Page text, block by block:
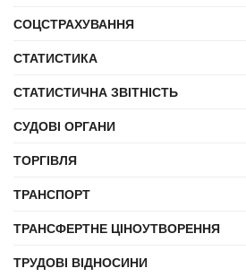
СОЦСТРАХУВАННЯ
СТАТИСТИКА
СТАТИСТИЧНА ЗВІТНІСТЬ
СУДОВІ ОРГАНИ
ТОРГІВЛЯ
ТРАНСПОРТ
ТРАНСФЕРТНЕ ЦІНОУТВОРЕННЯ
ТРУДОВІ ВІДНОСИНИ